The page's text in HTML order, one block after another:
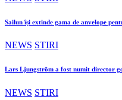
Sailun își extinde gama de anvelope
NEWS STIRI
Lars Ljungström a fost numit director
NEWS STIRI